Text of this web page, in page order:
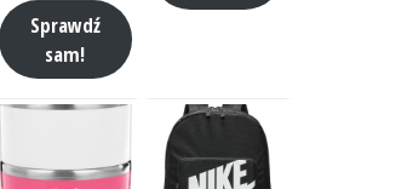
Sprawdź
sam!